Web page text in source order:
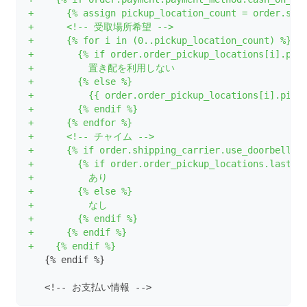
+      {% assign pickup_location_count =
+      <!-- 受取場所希望 -->
+      {% for i in (0..pickup_location_count) %}
+        {% if
+          置き配を利用しない
+        {% else %}
+          {{
+        {% endif %}
+      {% endfor %}
+      <!-- チャイム -->
+      {% if order.shipping_carrier.use_doorbell %}
+        {% if
+          あり
+        {% else %}
+          なし
+        {% endif %}
+      {% endif %}
+    {% endif %}
   {% endif %}
   <!-- お支払い情報 -->